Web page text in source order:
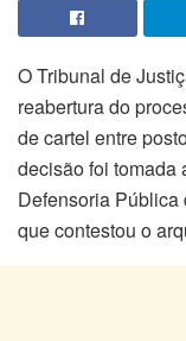
O Tribunal de
reabertura do
de cartel entre
decisão foi tomada
Defensoria Pública
que contestou o